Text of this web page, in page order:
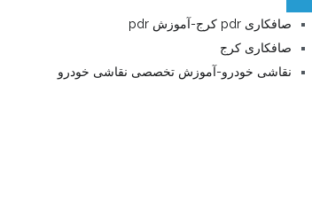
صافکاری pdr کرج-آموزش pdr
صافکاری کرج
نقاشی خودرو-آموزش تخصصی نقاشی خودرو